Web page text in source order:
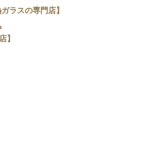
ラスの専門店】
】